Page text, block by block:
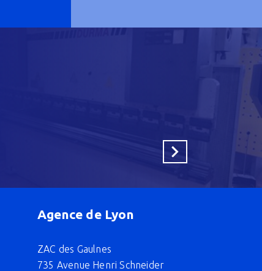
En savoir plus
Agence de Lyon
ZAC des Gaulnes
735 Avenue Henri Schneider